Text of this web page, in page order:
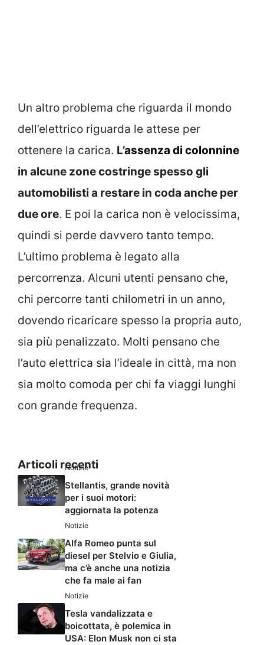
Un altro problema che riguarda il mondo
dell’elettrico riguarda le attese per
ottenere la carica. L’assenza di colonnine
in alcune zone costringe spesso gli
automobilisti a restare in coda anche per
due ore. E poi la carica non è velocissima,
quindi si perde davvero tanto tempo.
L’ultimo problema è legato alla
percorrenza. Alcuni utenti pensano che,
chi percorre tanti chilometri in un anno,
dovendo ricaricare spesso la propria auto,
sia più penalizzato. Molti pensano che
l’auto elettrica sia l’ideale in città, ma non
sia molto comoda per chi fa viaggi lunghi
con grande frequenza.
Articoli recenti
Notizie
Stellantis, grande novità
per i suoi motori:
aggiornata la potenza
Notizie
Alfa Romeo punta sul
diesel per Stelvio e Giulia,
ma c’è anche una notizia
che fa male ai fan
Notizie
Tesla vandalizzata e
boicottata, è polemica in
USA: Elon Musk non ci sta